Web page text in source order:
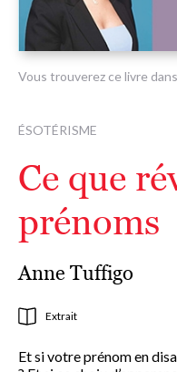
Vous trouverez ce livre
ÉSOTÉRISME
Ce que
prénoms
Anne Tuffigo
Extrait
Et si votre prénom en